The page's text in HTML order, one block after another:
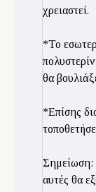
χρειαστεί.
*Το
θα
*Επίσης
Σημείωση:
αυτές θα